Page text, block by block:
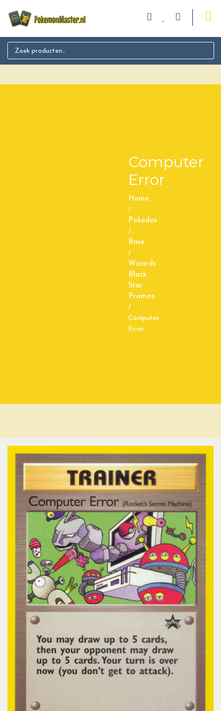
Search for:
Computer
Error
Home
/
Pokedex
/
Base
/
Wizards
Black
Star
Promos
/
Computer
Error